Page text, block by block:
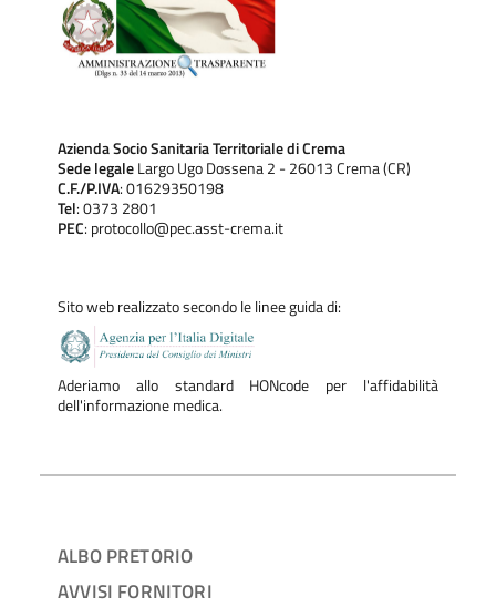
Azienda Socio Sanitaria Territoriale di Crema
Sede legaleLargo Ugo Dossena 2 - 26013 Crema (CR)
C.F./P.IVA: 01629350198
Tel: 0373 2801
PEC: protocollo@pec.asst-crema.it
Sito web realizzato secondo le linee guida di:
Aderiamo allo standard HONcode per l'affidabilità
dell'informazione medica.
ALBO PRETORIO
AVVISI FORNITORI